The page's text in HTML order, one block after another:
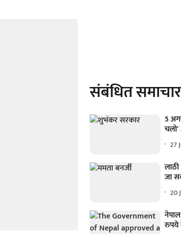
संबंधित समाचार
5
चलो'
27
जा
20
रुपये